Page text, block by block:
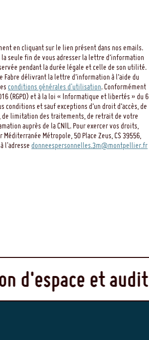
en cliquant sur le lien présent dans nos emails.
seule fin de vous adresser la lettre d’information
pendant la durée légale et celle de son utilité.
Fabre délivrant la lettre d’information à l’aide du
conditions générales d'utilisation. Conformément
(RGPD) et à la loi « Informatique et libertés » du 6
et sauf exceptions d’un droit d’accès, de
de limitation des traitements, de retrait de votre
auprès de la CNIL. Pour exercer vos droits,
Métropole, 50 Place Zeus, CS 39556,
l'adresse donneespersonnelles.3m@montpellier.fr
et auditorium